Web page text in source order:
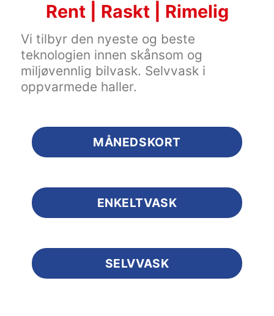
Rent | Raskt | Rimelig
Vi tilbyr den nyeste og beste
teknologien innen skånsom og
miljøvennlig bilvask. Selvvask i
oppvarmede haller.
MÅNEDSKORT
ENKELTVASK
SELVVASK